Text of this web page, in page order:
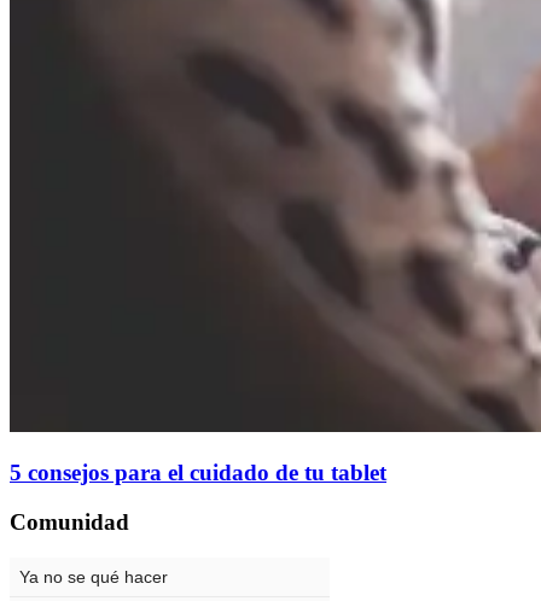
5 consejos para el cuidado de tu tablet
Comunidad